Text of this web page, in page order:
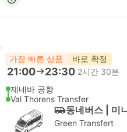
가장 빠른 상품 바로 확정
21:00 23:30 2시간 30분
제네바 공항
Val Thorens Transfer
동네버스 | 미
Green Transfert